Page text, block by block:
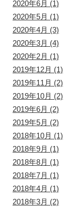
2020年6月 (1)
2020年5月 (1)
2020年4月 (3)
2020年3月 (4)
2020年2月 (1)
2019年12月 (1)
2019年11月 (2)
2019年10月 (2)
2019年6月 (2)
2019年5月 (2)
2018年10月 (1)
2018年9月 (1)
2018年8月 (1)
2018年7月 (1)
2018年4月 (1)
2018年3月 (2)